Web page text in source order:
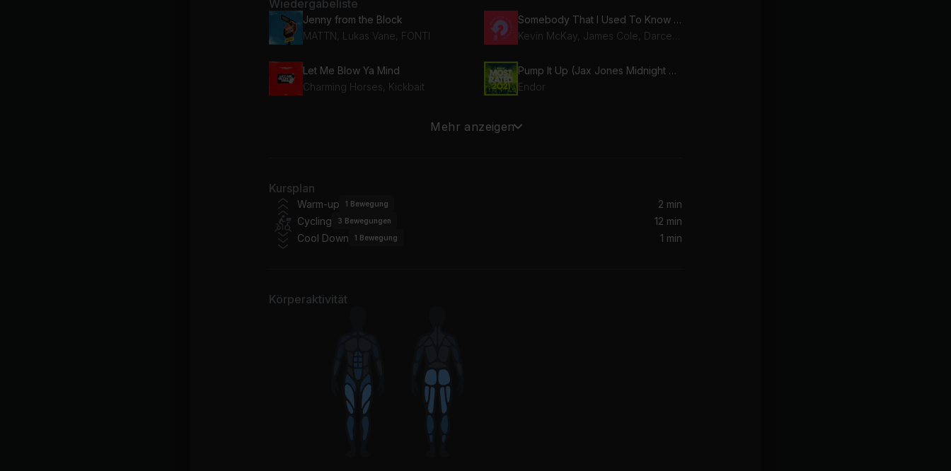
Wiedergabeliste
Jenny from the Block
MATTN, Lukas Vane, FONTI
Somebody That I Used To Know (feat. Simon Ellis)
Let Me Blow Ya Mind
Charming Horses, Kickbait
Pump It Up (Jax Jones Midnight Snacks Extended Remix) [Mixed]
Endor
Mehr anzeigen
Kursplan
Warm-up 1 Bewegung
2 min
Cycling
3 Bewegungen
12 min
Cool Down
1 Bewegung 1 min
Körperaktivität